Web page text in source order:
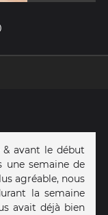
avant le début
une semaine de
agréable, nous
la semaine
avait déjà bien